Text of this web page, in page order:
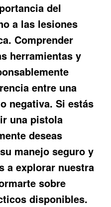
del
a las lesiones
Comprender
herramientas y
entre una
negativa. Si estás
una pistola
deseas
manejo seguro y
a explorar nuestra
sobre
disponibles.